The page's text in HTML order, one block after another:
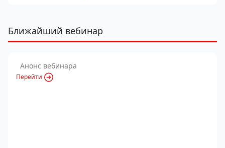
Ближайший вебинар
Анонс вебинара
Перейти